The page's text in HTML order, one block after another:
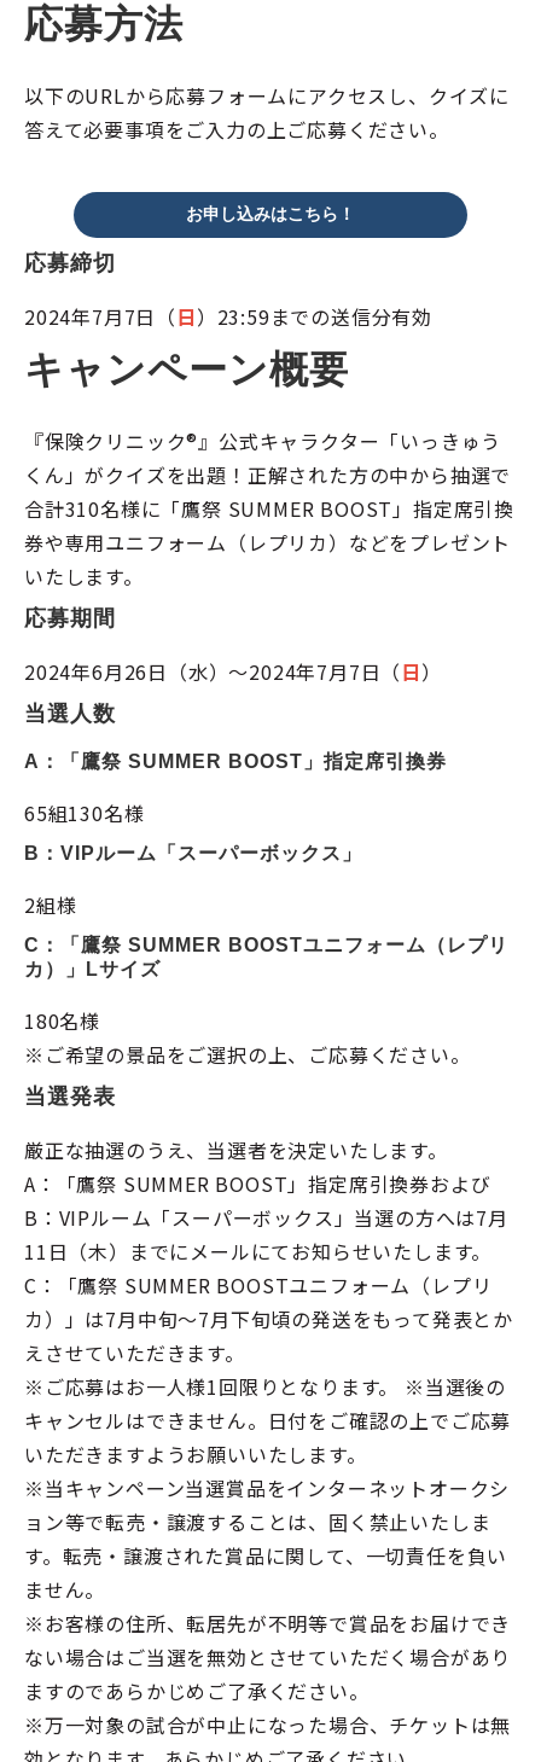
応募方法
以下のURLから応募フォームにアクセスし、クイズに
答えて必要事項をご入力の上ご応募ください。
お申し込みはこちら！
応募締切
2024年7月7日（日）23:59までの送信分有効
キャンペーン概要
『保険クリニック®』公式キャラクター「いっきゅう
くん」がクイズを出題！正解された方の中から抽選で
合計310名様に「鷹祭 SUMMER BOOST」指定席引換
券や専用ユニフォーム（レプリカ）などをプレゼント
いたします。
応募期間
2024年6月26日（水）～2024年7月7日（日）
当選人数
A：「鷹祭 SUMMER BOOST」指定席引換券
65組130名様
B：VIPルーム「スーパーボックス」
2組様
C：「鷹祭 SUMMER BOOSTユニフォーム（レプリ
カ）」Lサイズ
180名様
※ご希望の景品をご選択の上、ご応募ください。
当選発表
厳正な抽選のうえ、当選者を決定いたします。
A：「鷹祭 SUMMER BOOST」指定席引換券および
B：VIPルーム「スーパーボックス」当選の方へは7月
11日（木）までにメールにてお知らせいたします。
C：「鷹祭 SUMMER BOOSTユニフォーム（レプリ
カ）」は7月中旬～7月下旬頃の発送をもって発表とか
えさせていただきます。
※ご応募はお一人様1回限りとなります。 ※当選後の
キャンセルはできません。日付をご確認の上でご応募
いただきますようお願いいたします。
※当キャンペーン当選賞品をインターネットオークシ
ョン等で転売・譲渡することは、固く禁止いたしま
す。転売・譲渡された賞品に関して、一切責任を負い
ません。
※お客様の住所、転居先が不明等で賞品をお届けでき
ない場合はご当選を無効とさせていただく場合があり
ますのであらかじめご了承ください。
※万一対象の試合が中止になった場合、チケットは無